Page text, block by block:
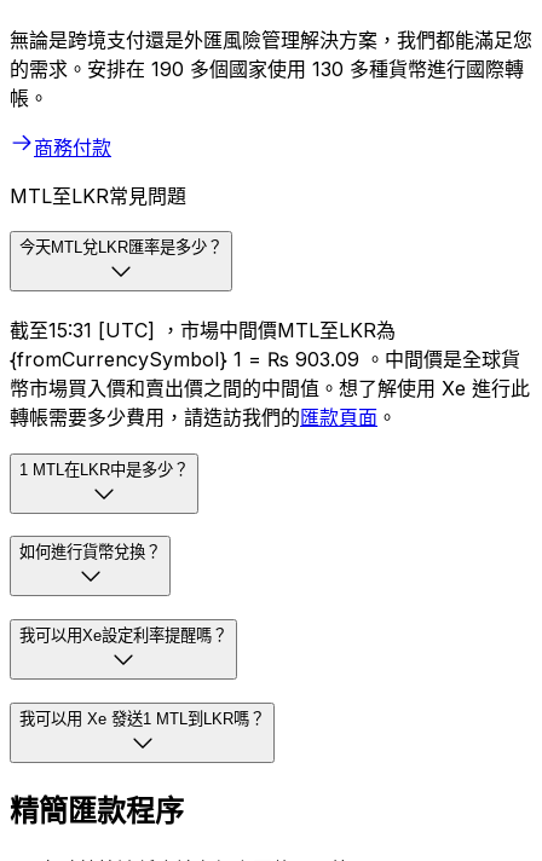
無論是跨境支付還是外匯風險管理解決方案，我們都能滿足您
的需求。安排在 190 多個國家使用 130 多種貨幣進行國際轉
帳。
商務付款
MTL至LKR常見問題
今天MTL兌LKR匯率是多少？
截至15:31 [UTC] ，市場中間價MTL至LKR為
{fromCurrencySymbol} 1 = ₨ 903.09 。中間價是全球貨
幣市場買入價和賣出價之間的中間值。想了解使用 Xe 進行此
轉帳需要多少費用，請造訪我們的匯款頁面 。
1 MTL在LKR中是多少？
如何進行貨幣兌換？
我可以用Xe設定利率提醒嗎？
我可以用 Xe 發送1 MTL到LKR嗎？
精簡匯款程序